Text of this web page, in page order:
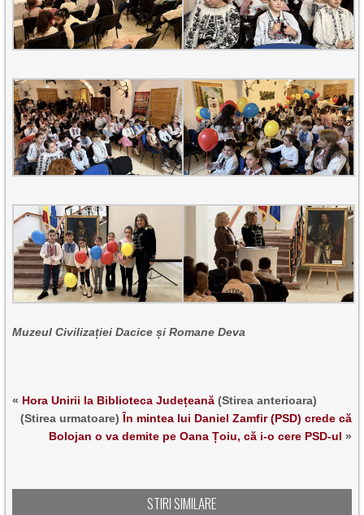
Muzeul Civilizației Dacice și Romane Deva
« Hora Unirii la Biblioteca Județeană (Stirea anterioara)
(Stirea urmatoare)În mintea lui Daniel Zamfir (PSD) crede că
Bolojan o va demite pe Oana Țoiu, că i-o cere PSD-ul »
STIRI SIMILARE